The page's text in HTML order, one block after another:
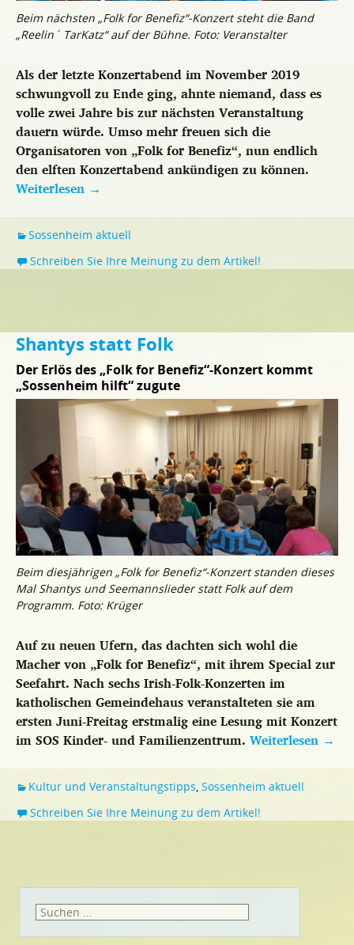
Beim nächsten „Folk for Benefiz“-Konzert steht die Band
„Reelin´ TarKatz“ auf der Bühne. Foto: Veranstalter
Als der letzte Konzertabend im November 2019
schwungvoll zu Ende ging, ahnte niemand, dass es
volle zwei Jahre bis zur nächsten Veranstaltung
dauern würde. Umso mehr freuen sich die
Organisatoren von „Folk for Benefiz“, nun endlich
den elften Konzertabend ankündigen zu können.
Weiterlesen →
Sossenheim aktuell
Schreiben Sie Ihre Meinung zu dem Artikel!
Shantys statt Folk
Der Erlös des „Folk for Benefiz“-Konzert kommt
„Sossenheim hilft“ zugute
Beim diesjährigen „Folk for Benefiz“-Konzert standen dieses
Mal Shantys und Seemannslieder statt Folk auf dem
Programm. Foto: Krüger
Auf zu neuen Ufern, das dachten sich wohl die
Macher von „Folk for Benefiz“, mit ihrem Special zur
Seefahrt. Nach sechs Irish-Folk-Konzerten im
katholischen Gemeindehaus veranstalteten sie am
ersten Juni-Freitag erstmalig eine Lesung mit Konzert
im SOS Kinder- und Familienzentrum. Weiterlesen →
Kultur und Veranstaltungstipps, Sossenheim aktuell
Schreiben Sie Ihre Meinung zu dem Artikel!
Suchen